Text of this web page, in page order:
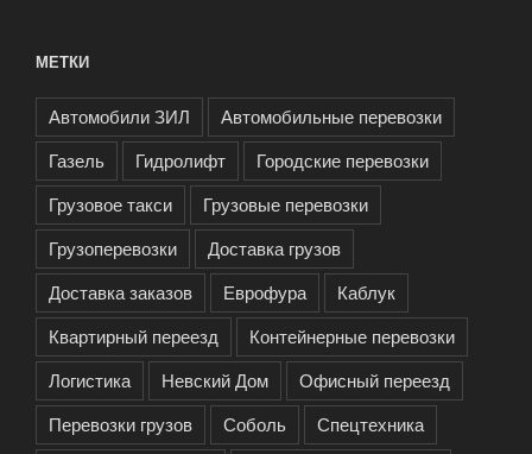
МЕТКИ
Автомобили ЗИЛ
Автомобильные перевозки
Газель
Гидролифт
Городские перевозки
Грузовое такси
Грузовые перевозки
Грузоперевозки
Доставка грузов
Доставка заказов
Еврофура
Каблук
Квартирный переезд
Контейнерные перевозки
Логистика
Невский Дом
Офисный переезд
Перевозки грузов
Соболь
Спецтехника